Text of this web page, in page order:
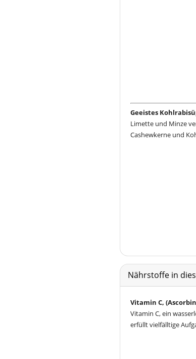
Geeistes
Limette und Minze
Cashewkerne und
Nährstoffe in
Vitamin C,
Vitamin C, ein
erfüllt vielfälltige